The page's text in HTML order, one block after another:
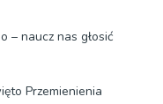
– naucz nas głosić
Przemienienia